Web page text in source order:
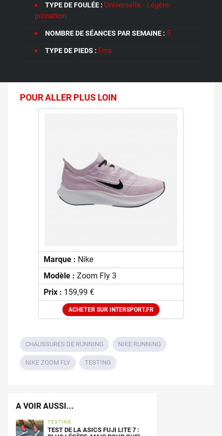
TYPE DE FOULÉE : Universelle - Légère
pronation
NOMBRE DE SÉANCES PAR SEMAINE : 5
TYPE DE PIEDS : Fins
POUR ALLER PLUS LOIN
Marque : Nike
Modèle : Zoom Fly 3
Prix : 159,99 €
ACHETER SUR INTERSPORT.FR
CHAUSSURES DE RUNNING NIKE RUNNING
NIKE ZOOM FLY TESTING
A VOIR AUSSI...
TESTING
TEST DE LA ASICS FUJI LITE 7 :